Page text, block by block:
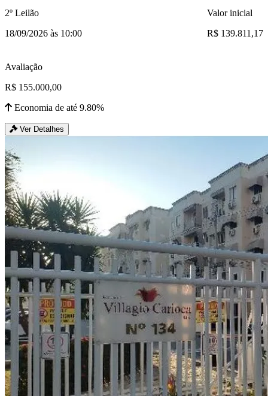
2º Leilão
18/09/2026 às 10:00
Valor inicial
R$ 139.811,17
Avaliação
R$ 155.000,00
Economia de até 9.80%
Ver Detalhes